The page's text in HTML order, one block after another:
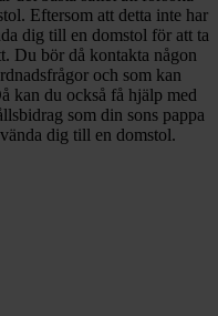
Eftersom att detta inte har
dig till en domstol för att ta
Du bör då kontakta någon
och som kan
kan du också få hjälp med
som din sons pappa
dig till en domstol.